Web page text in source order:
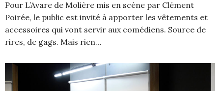
Pour L’Avare de Molière mis en scène par Clément
Poirée, le public est invité à apporter les vêtements et
accessoires qui vont servir aux comédiens. Source de
rires, de gags. Mais rien…